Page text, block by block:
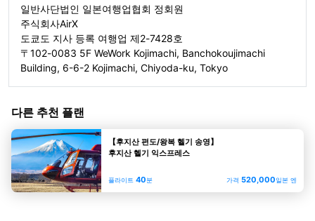
일반사단법인 일본여행업협회 정회원
주식회사AirX
도쿄도 지사 등록 여행업 제2-7428호
〒102-0083 5F WeWork Kojimachi, Banchokoujimachi
Building, 6-6-2 Kojimachi, Chiyoda-ku, Tokyo
다른 추천 플랜
【후지산 편도/왕복 헬기 송영】
후지산 헬기 익스프레스
플라이트 40분 가격 520,000일본 엔